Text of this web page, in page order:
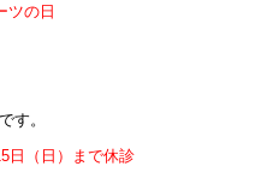
ツの日
す。
日（日）まで休診